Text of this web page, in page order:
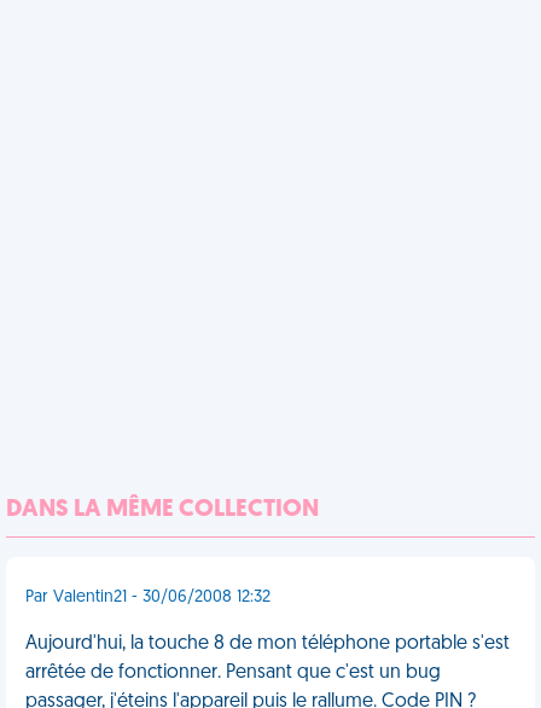
DANS LA MÊME COLLECTION
Par Valentin21 - 30/06/2008 12:32
Aujourd'hui, la touche 8 de mon téléphone portable s'est
arrêtée de fonctionner. Pensant que c'est un bug
passager, j'éteins l'appareil puis le rallume. Code PIN ?